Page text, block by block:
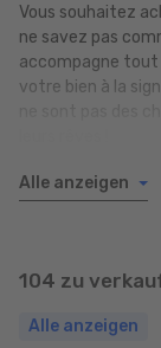
Vous souhaitez
ne savez pas
accompagne tout
votre bien à la
CONSULTATION
OBTENTION d’un
PUBLICATION du
Alle anzeigen
104 zu
Alle anzeigen